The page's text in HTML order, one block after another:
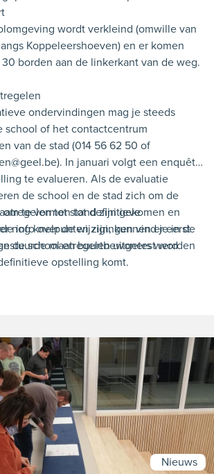
wordt verkleind (omwille van
Koppeleershoeven) en er komen
borden aan de linkerkant van de weg.
ondervindingen mag je steeds
school of het contactcentrum
van de stad (014 56 62 50 of
In januari volgt een enquête
te evalueren. Als de evaluatie
de school en de stad zich om de
te vormen tot definitieve
nog knelpunten zijn, kunnen er eerst
maatregelen uitgetest worden
opstelling komt.
tot stand zijn gekomen en
info over de wijzigingen vind je in de
de school en buurtbewoners werd
Nieuws